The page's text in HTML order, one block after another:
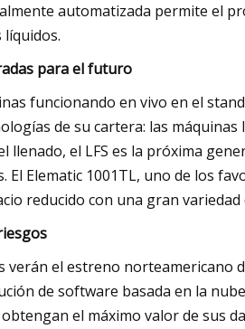
automatizada permite el
para el futuro
funcionando en vivo en el
de su cartera: las máquinas
llenado, el LFS es la próxima
Elematic 1001TL, uno de los
reducido con una gran
verán el estreno norteamericano
de software basada en la
el máximo valor de sus